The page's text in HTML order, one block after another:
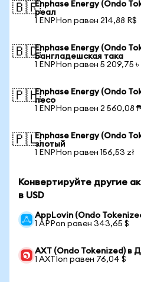
🇧🇷Enphase Energy (Ondo
реал
1 ENPHon равен 214,88 R$
🇧🇩Enphase Energy (Ondo
Бангладешская така
1 ENPHon равен 5 209,75 ৳
🇵🇭Enphase Energy (Ondo
песо
1 ENPHon равен 2 560,08 ₱
🇵🇱Enphase Energy (Ondo
злотый
1 ENPHon равен 156,53 zł
Конвертируйте другие
в USD
AppLovin (Ondo
1 APPon равен 343,65 $
AXT (Ondo Tokenized) в
1 AXTIon равен 76,04 $